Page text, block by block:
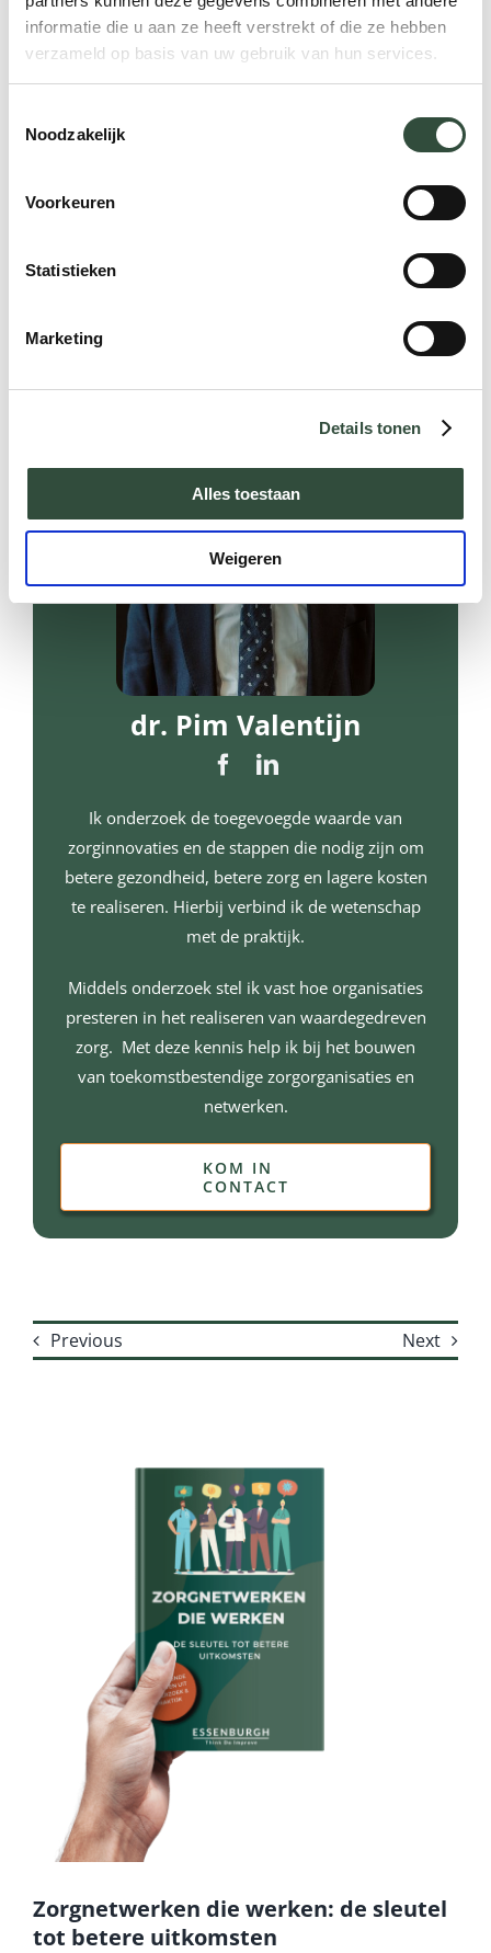
informatie die u aan ze heeft verstrekt of die ze hebben
verzameld op basis van uw gebruik van hun services.
Noodzakelijk
Voorkeuren
Statistieken
Marketing
Details tonen
Alles toestaan
Weigeren
Lees ook:Waarom Value Based Healthcare?
dr. Pim Valentijn
Ik onderzoek de toegevoegde waarde van
zorginnovaties en de stappen die nodig zijn om
betere gezondheid, betere zorg en lagere kosten
te realiseren. Hierbij verbind ik de wetenschap
met de praktijk.
Middels onderzoek stel ik vast hoe organisaties
presteren in het realiseren van waardegedreven
zorg. Met deze kennis help ik bij het bouwen
van toekomstbestendige zorgorganisaties en
netwerken.
KOM IN
CONTACT
Previous Next
Zorgnetwerken die werken: de sleutel
tot betere uitkomsten